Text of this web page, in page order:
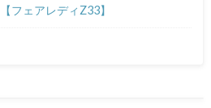
フェアレディZ33】